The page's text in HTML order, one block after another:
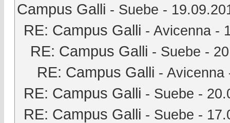
Campus Galli - Suebe -
RE: Campus Galli - Avicenna -
RE: Campus Galli - Suebe -
RE: Campus Galli - Avicenna
RE: Campus Galli - Suebe -
RE: Campus Galli - Suebe -